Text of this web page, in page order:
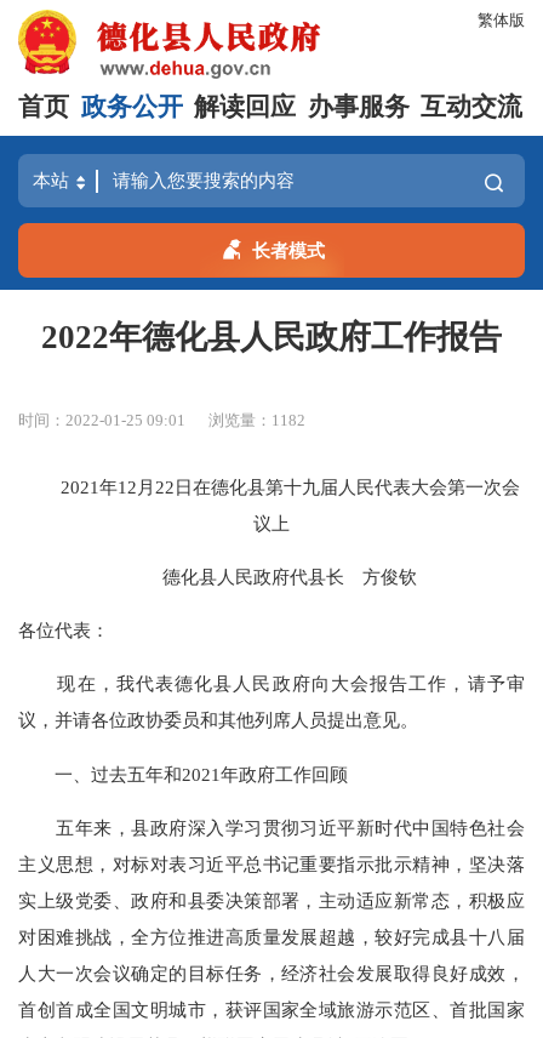
繁体版
首页 政务公开 解读回应 办事服务 互动交流
长者模式
2022年德化县人民政府工作报告
时间：2022-01-25 09:01 浏览量： 1182
2021年12月22日在德化县第十九届人民代表大会第一次会
议上
德化县人民政府代县长 方俊钦
各位代表：
现在，我代表德化县人民政府向大会报告工作，请予审
议，并请各位政协委员和其他列席人员提出意见。
一、过去五年和2021年政府工作回顾
五年来，县政府深入学习贯彻习近平新时代中国特色社会
主义思想，对标对表习近平总书记重要指示批示精神，坚决落
实上级党委、政府和县委决策部署，主动适应新常态，积极应
对困难挑战，全方位推进高质量发展超越，较好完成县十八届
人大一次会议确定的目标任务，经济社会发展取得良好成效，
首创首成全国文明城市，获评国家全域旅游示范区、首批国家